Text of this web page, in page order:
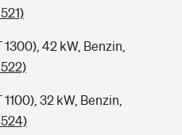
42 kW, Benzin,
32 kW, Benzin,